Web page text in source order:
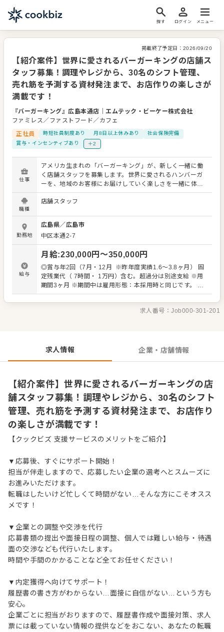
探す ログイン メニュー
掲載終了予定日： 2026/09/20
【紹介案件】世界に愛されるバーガーキングの店舗ス
タッフ募集！調理やレジから、30名のシフト管理、
売れ筋を予測する資材発注まで、お店作りの楽しさが
満載です！
『バーガーキング』広島本通店 ｜エムテック・ビーケー株式会社
ファミレス／ファストフード／カフェ
正社員
時短社員制度あり 月8日以上休みあり
社会保険完備
賞与・インセンティブあり
＋2
仕事
アメリカ生まれの「バーガーキング」が、新しく一緒に働
く店舗スタッフを募集します。世界に愛されるハンバーガ
ーを、地域のお客様にお届けしていく楽しさを一緒に体験
していきましょう。 お願いするお仕事は、店舗スタッフ業
務と、店長を支える補佐業務の2つです。 ＜店舗スタッフ
ンクなどの調理や材料の仕込み ・カウンターでのレジ業務
（注文受付、注文確認、会計） 世界中で愛されているメニ
ューを調理し、お客様にお届けしていく楽しさがありま
す。 ＜店長の補佐業務＞ ・スタッフのシフト管理 アルバイ
トを含めて30名程度のスタッフのシフトを作成します。提
出されたシフト希望を元に、忙しい時間帯や新人スタッフ
とのバランスなどを考え、スムーズに運営できるよう人員
配置などを調整していく面白さがあります。 ・資材の発注
との特長などを予測しながら、在庫過多や不足にならない
ように発注数を決定します。自分の予測が形になる楽しさ
職種
店舗スタッフ
勤務地
広島県／広島市
中区本通2-7
給与
月給:230,000円〜350,000円
◎賞与年2回（7月・12月 ※昨年度実績1.6～3.8ヶ月） 固
定残業代（ 7時間・ 1万円）含む。超過分は別途支給 ※用
期間3ヶ月 ※期間中は雇用形態：本採用時と同じです。 給
与：月給 210,000円 ～ 330,000円
求人番号：Job000-301-201
求人情報 企業・店舗情報
【紹介案件】世界に愛されるバーガーキングの店
舗スタッフ募集！調理やレジから、30名のシフト
管理、売れ筋を予測する資材発注まで、お店作り
の楽しさが満載です！
【クックビズ 支援サービスのメリットをご紹介】
▼応募後、すぐにサポート開始！
担当が伴走しますので、応募したい企業の選考へとスムーズに
お進みいただけます。
転職はしたいけど忙しくて時間がない…そんな方にこそオスス
メです！
▼企業との調整や交渉を代行
応募書類の提出や面接日程の調整、個人では難しい給与・待遇
面の交渉なども代行いたします。
時間や手間のかかることなど全てお任せください！
▼内定獲得へ向けてサポート！
履歴書の書き方がわからない…面接に自信がない…という方も
安心。
企業ごとに担当がおりますので、履歴書作成や面接対策、求人
票には載っていない情報の提供などをおこない、あなたの転職